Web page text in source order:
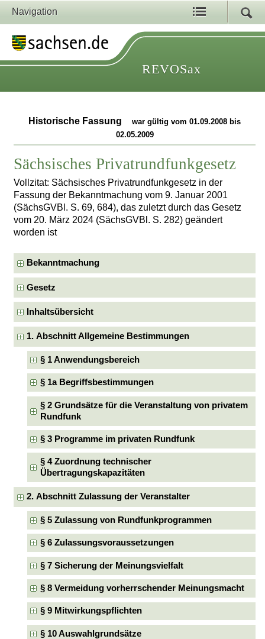
Navigation
REVOSax
Historische Fassung
war gültig vom 01.09.2008 bis
02.05.2009
Sächsisches Privatrundfunkgesetz
Vollzitat: Sächsisches Privatrundfunkgesetz in der
Fassung der Bekanntmachung vom 9. Januar 2001
(SächsGVBl. S. 69, 684), das zuletzt durch das Gesetz
vom 20. März 2024 (SächsGVBl. S. 282) geändert
worden ist
Bekanntmachung
Gesetz
Inhaltsübersicht
1. Abschnitt Allgemeine Bestimmungen
§ 1 Anwendungsbereich
§ 1a Begriffsbestimmungen
§ 2 Grundsätze für die Veranstaltung von privatem
Rundfunk
§ 3 Programme im privaten Rundfunk
§ 4 Zuordnung technischer
Übertragungskapazitäten
2. Abschnitt Zulassung der Veranstalter
§ 5 Zulassung von Rundfunkprogrammen
§ 6 Zulassungsvoraussetzungen
§ 7 Sicherung der Meinungsvielfalt
§ 8 Vermeidung vorherrschender Meinungsmacht
§ 9 Mitwirkungspflichten
§ 10 Auswahlgrundsätze